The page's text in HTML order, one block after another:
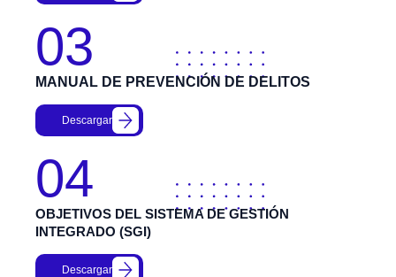
03
MANUAL DE PREVENCIÓN DE DELITOS
Descargar
04
OBJETIVOS DEL SISTEMA DE GESTIÓN
INTEGRADO (SGI)
Descargar